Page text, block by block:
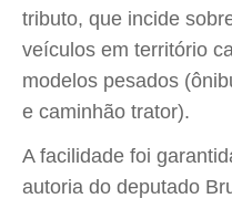
tributo, que incide
veículos em território
modelos pesados
e caminhão trator).
A facilidade foi
autoria do deputado